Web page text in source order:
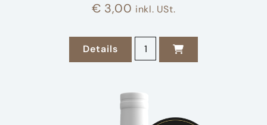
€ 3,00 inkl. USt.
Details zu 3er Karton
3er Karton Menge